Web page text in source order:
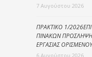
7 Αυγούστου 2026
ΠΡΑΚΤΙΚΟ 1/
ΠΙΝΑΚΩΝ
ΕΡΓΑΣΙΑΣ
6 Αυγούστου 2026